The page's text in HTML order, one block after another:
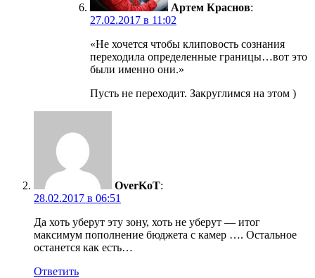
Артем Краснов:
27.02.2017 в 11:02
«Не хочется чтобы клиповость сознания
переходила определенные границы…вот это
были именно они.»
Пусть не переходит. Закруглимся на этом )
OverKoT:
28.02.2017 в 06:51
Да хоть уберут эту зону, хоть не уберут — итог
максимум пополнение бюджета с камер …. Остальное
останется как есть…
Ответить